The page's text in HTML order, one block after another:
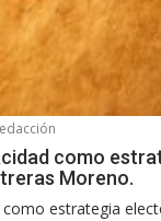
como
Moreno.
como estrategia